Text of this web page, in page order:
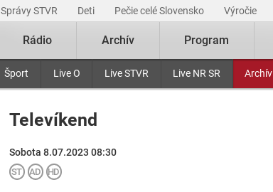
Správy STVR Deti Pečie celé Slovensko Výročie
Šport Live O Live STVR Live NR SR Archív
Rádio Archív Program
Televíkend
Sobota 8.07.2023 08:30